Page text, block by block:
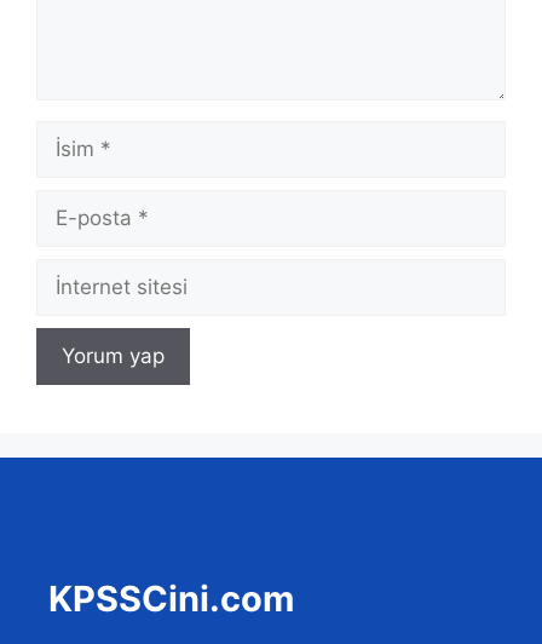
İsim
posta
İnternet
sitesi
KPSSCini.com